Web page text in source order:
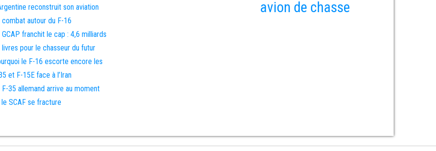
reconstruit son aviation
combat autour du F-16
GCAP franchit le cap : 4,6 milliards
livres pour le chasseur du futur
le F-16 escorte encore les
et F-15E face à l’Iran
F-35 allemand arrive au moment
le SCAF se fracture
avion de chasse